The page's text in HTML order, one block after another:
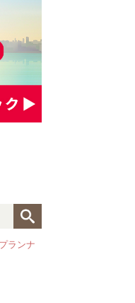
ランナ